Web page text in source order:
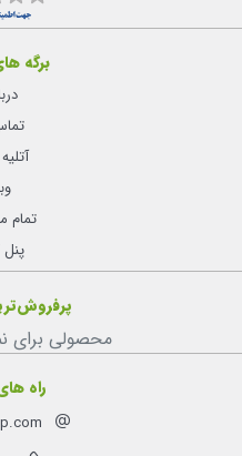
برگه
تمام
پنل
محصولی برای
راه